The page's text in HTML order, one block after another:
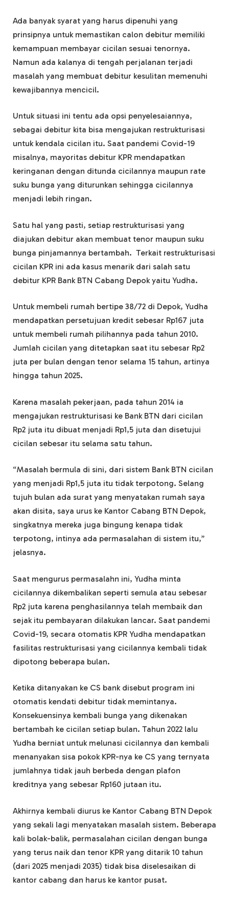
Ada banyak syarat yang harus dipenuhi yang
prinsipnya untuk memastikan calon debitur memiliki
kemampuan membayar cicilan sesuai tenornya.
Namun ada kalanya di tengah perjalanan terjadi
masalah yang membuat debitur kesulitan memenuhi
kewajibannya mencicil.
Untuk situasi ini tentu ada opsi penyelesaiannya,
sebagai debitur kita bisa mengajukan restrukturisasi
untuk kendala cicilan itu. Saat pandemi Covid-19
misalnya, mayoritas debitur KPR mendapatkan
keringanan dengan ditunda cicilannya maupun rate
suku bunga yang diturunkan sehingga cicilannya
menjadi lebih ringan.
Satu hal yang pasti, setiap restrukturisasi yang
diajukan debitur akan membuat tenor maupun suku
bunga pinjamannya bertambah. Terkait restrukturisasi
cicilan KPR ini ada kasus menarik dari salah satu
debitur KPR Bank BTN Cabang Depok yaitu Yudha.
Untuk membeli rumah bertipe 38/72 di Depok, Yudha
mendapatkan persetujuan kredit sebesar Rp167 juta
untuk membeli rumah pilihannya pada tahun 2010.
Jumlah cicilan yang ditetapkan saat itu sebesar Rp2
juta per bulan dengan tenor selama 15 tahun, artinya
hingga tahun 2025.
Karena masalah pekerjaan, pada tahun 2014 ia
mengajukan restrukturisasi ke Bank BTN dari cicilan
Rp2 juta itu dibuat menjadi Rp1,5 juta dan disetujui
cicilan sebesar itu selama satu tahun.
“Masalah bermula di sini, dari sistem Bank BTN cicilan
yang menjadi Rp1,5 juta itu tidak terpotong. Selang
tujuh bulan ada surat yang menyatakan rumah saya
akan disita, saya urus ke Kantor Cabang BTN Depok,
singkatnya mereka juga bingung kenapa tidak
terpotong, intinya ada permasalahan di sistem itu,”
jelasnya.
Saat mengurus permasalahn ini, Yudha minta
cicilannya dikembalikan seperti semula atau sebesar
Rp2 juta karena penghasilannya telah membaik dan
sejak itu pembayaran dilakukan lancar. Saat pandemi
Covid-19, secara otomatis KPR Yudha mendapatkan
fasilitas restrukturisasi yang cicilannya kembali tidak
dipotong beberapa bulan.
Ketika ditanyakan ke CS bank disebut program ini
otomatis kendati debitur tidak memintanya.
Konsekuensinya kembali bunga yang dikenakan
bertambah ke cicilan setiap bulan. Tahun 2022 lalu
Yudha berniat untuk melunasi cicilannya dan kembali
menanyakan sisa pokok KPR-nya ke CS yang ternyata
jumlahnya tidak jauh berbeda dengan plafon
kreditnya yang sebesar Rp160 jutaan itu.
Akhirnya kembali diurus ke Kantor Cabang BTN Depok
yang sekali lagi menyatakan masalah sistem. Beberapa
kali bolak-balik, permasalahan cicilan dengan bunga
yang terus naik dan tenor KPR yang ditarik 10 tahun
(dari 2025 menjadi 2035) tidak bisa diselesaikan di
kantor cabang dan harus ke kantor pusat.